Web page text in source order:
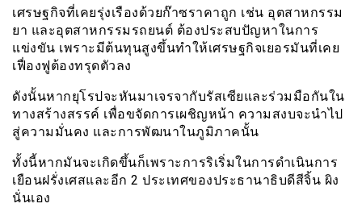
เศรษฐกิจที่เคยรุ่งเรืองด้วยก๊าซราคาถูก เช่น อุตสาหกรรม
ยา และอุตสาหกรรมรถยนต์ ต้องประสบปัญหาในการ
แข่งขัน เพราะมีต้นทุนสูงขึ้นทำให้เศรษฐกิจเยอรมันที่เคย
เฟื่องฟูต้องทรุดตัวลง
ดังนั้นหากยุโรปจะหันมาเจรจากับรัสเซียและร่วมมือกันใน
ทางสร้างสรรค์ เพื่อขจัดการเผชิญหน้า ความสงบจะนำไป
สู่ความมั่นคง และการพัฒนาในภูมิภาคนั้น
ทั้งนี้หากมันจะเกิดขึ้นก็เพราะการริเริ่มในการดำเนินการ
เยือนฝรั่งเศสและอีก 2 ประเทศของประธานาธิบดีสีจิ้น ผิง
นั่นเอง